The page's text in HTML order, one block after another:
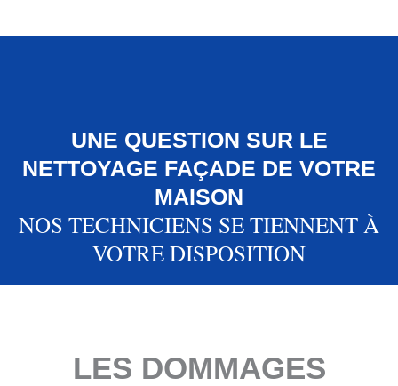
UNE QUESTION SUR LE
NETTOYAGE FAÇADE DE VOTRE
MAISON
NOS TECHNICIENS SE TIENNENT À
VOTRE DISPOSITION
LES DOMMAGES